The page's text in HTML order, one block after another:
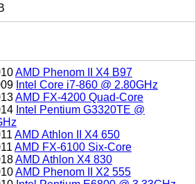
AMD Phenom II X4 B97
Intel Core i7-860 @ 2.80GHz
AMD FX-4200 Quad-Core
Intel Pentium G3320TE @
AMD Athlon II X4 650
AMD FX-6100 Six-Core
AMD Athlon X4 830
AMD Phenom II X2 555